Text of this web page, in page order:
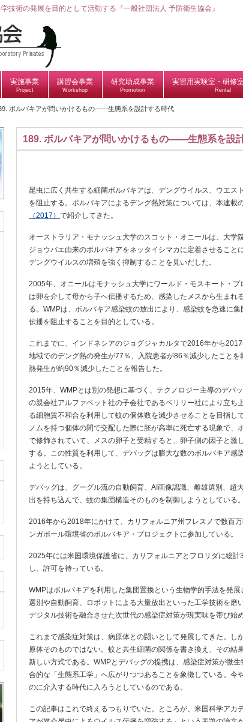
技術の発展を目的として活動する『一般社団法人 予防衛生協会』
実施事業
Project
講習会事業
Workshop
研究助成事業
Promotion
実習用実験室・研修
Rental
ボルバキアが問いかけるもの——生態系を設計する時代
189. ボルバキアが問いかけるもの——生態系を設
昆虫に広く共生する細菌ボルバキアは、デングウイルス、ウエス
を阻止する。ボルバキアによるデング熱対策については、本連載
（2017） で紹介してきた。
オーストラリア・モナッシュ大学のスコット・オニールは、大学
ジョウバエ由来のボルバキアをネッタイシマカに定着させること
デングウイルスの増殖を強く抑制することを見いだした。
2005年、オニールはモナッシュ大学にワールド・モスキート・
は卵を介して母から子へ伝播するため、感染したメスから生まれ
る。WMPは、ボルバキア感染蚊の放出により、感染蚊を急速に
伝播を阻止することを目的としている。
これまでに、インドネシアのジョグジャカルタで2016年から
地域でのデング熱の発生が77％、入院患者が86％減少したこと
熱発生が約90％減少したことを報告した。
2015年、WMPとは別の発想に基づく、テクノロジー主導のデバ
の親会社アルファベット社の子会社であるベリリー社により立ち
る細胞質不和合を利用して蚊の個体数を減少させることを目指し
ノムを持つ個体の間で交配した際に胚が高率に死亡する現象で、
で修飾されていて、メスの卵子と受精すると、卵子側の因子と激
する。この性質を利用して、デバッグは膨大な数のボルバキア感
ようとしている。
デバッグは、グーグル流の自動飼育、AI画像認識、雌雄選別、超
出を持ち込んで、蚊の集団構造そのものを制御しようとしている。
2016年から2018年にかけて、カリフォルニア州フレスノで数百
ンガポール環境省のボルバキア・プロジェクトに参加している。
2025年には米国環境保護省に、カリフォルニアとフロリダに総
し、許可を待っている。
WMPはボルバキアを利用した集団置換という生物学的手法を発
選別や自動飼育、ロボットによる大量放出といった工学技術を磨
デジタル技術を融合させた次世代の感染症対策が現実味を帯び始め
これまで感染症対策は、病原体との闘いとして発展してきた。し
原体そのものではない。蚊と共生細菌の関係を書き換え、その結
新しい方式である。WMPとデバッグの提携は、感染症対策が微
合的な「生態系工学」へ広がりつつあることを象徴している。今
のに介入する時代に入ろうとしているのである。
この記事はこれで終えるつもりでいた。ところが、米国科学アカ